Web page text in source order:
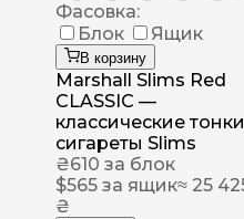
Фасовка:
Блок
Ящик
В корзину
Marshall Slims Red
CLASSIC —
классические
сигареты Slims
₴610 за блок
$565 за ящик≈ 25
₴